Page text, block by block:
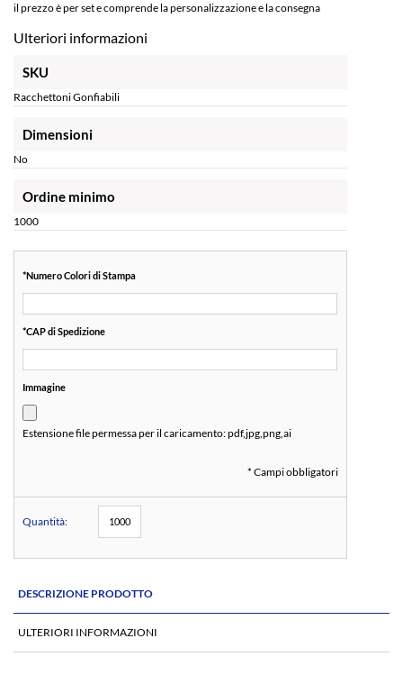
il prezzo è per set e comprende la personalizzazione e la consegna
Ulteriori informazioni
SKU
Racchettoni Gonfiabili
Dimensioni
No
Ordine minimo
1000
*Numero Colori di Stampa
*CAP di Spedizione
Immagine
Estensione file permessa per il caricamento:pdf,jpg,png,ai
* Campi obbligatori
Quantità:
DESCRIZIONE PRODOTTO
ULTERIORI INFORMAZIONI